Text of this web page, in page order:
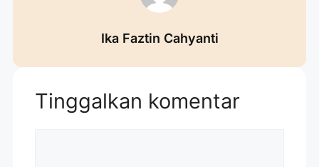
Ika Faztin Cahyanti
Tinggalkan komentar